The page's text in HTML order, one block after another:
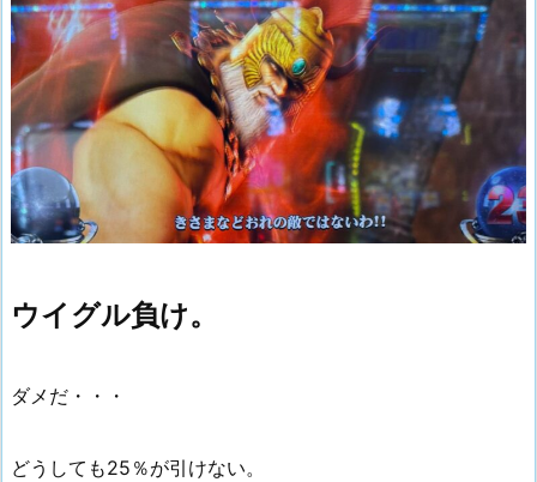
ウイグル負け。
ダメだ・・・
どうしても25％が引けない。